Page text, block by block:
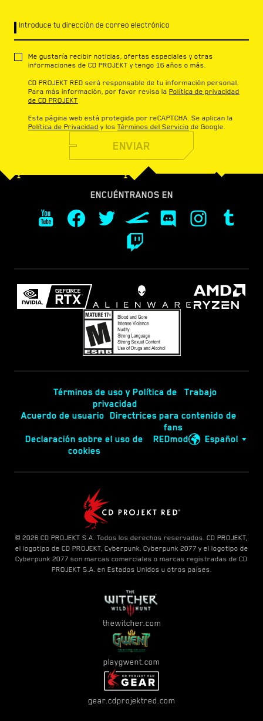
Introduce tu dirección de correo electrónico
Me gustaría recibir noticias, ofertas especiales y otras
informaciones de CD PROJEKT y tengo 16 años o más.
CD PROJEKT RED será responsable de tu información personal.
Para más información, por favor revisa la Política de privacidad
de CD PROJEKT
Esta página web está protegida por reCAPTCHA. Se aplican la
Política de Privacidad y los Términos del Servicio de Google.
ENVIAR
ENCUÉNTRANOS EN
Términos de uso y Política de
privacidad
Trabajo
Acuerdo de usuario Directrices para contenido de
fans
Declaración sobre el uso de
cookies
REDmod Español
© 2026 CD PROJEKT S.A. Todos los derechos reservados. CD PROJEKT,
el logotipo de CD PROJEKT, Cyberpunk, Cyberpunk 2077 y el logotipo de
Cyberpunk 2077 son marcas comerciales o marcas registradas de CD
PROJEKT S.A. en Estados Unidos u otros países.
thewitcher.com
playgwent.com
gear.cdprojektred.com